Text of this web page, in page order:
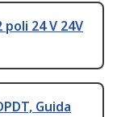
24 V 24V
Guida